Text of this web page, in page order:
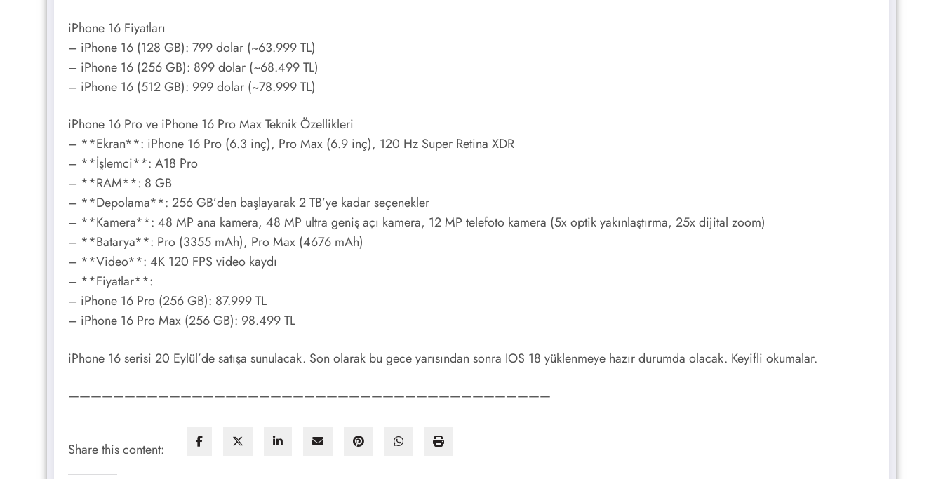
iPhone 16 Fiyatları
– iPhone 16 (128 GB): 799 dolar (~63.999 TL)
– iPhone 16 (256 GB): 899 dolar (~68.499 TL)
– iPhone 16 (512 GB): 999 dolar (~78.999 TL)
iPhone 16 Pro ve iPhone 16 Pro Max Teknik Özellikleri
– **Ekran**: iPhone 16 Pro (6.3 inç), Pro Max (6.9 inç), 120 Hz Super Retina XDR
– **İşlemci**: A18 Pro
– **RAM**: 8 GB
– **Depolama**: 256 GB’den başlayarak 2 TB’ye kadar seçenekler
– **Kamera**: 48 MP ana kamera, 48 MP ultra geniş açı kamera, 12 MP telefoto kamera (5x optik yakınlaştırma, 25x dijital zoom)
– **Batarya**: Pro (3355 mAh), Pro Max (4676 mAh)
– **Video**: 4K 120 FPS video kaydı
– **Fiyatlar**:
– iPhone 16 Pro (256 GB): 87.999 TL
– iPhone 16 Pro Max (256 GB): 98.499 TL
iPhone 16 serisi 20 Eylül’de satışa sunulacak. Son olarak bu gece yarısından sonra IOS 18 yüklenmeye hazır durumda olacak. Keyifli okumalar.
———————————————————————————————————————————
Share this content: